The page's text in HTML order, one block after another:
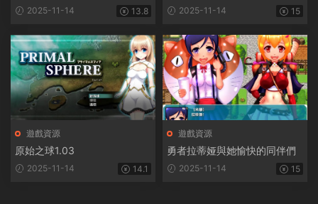
2025-11-14 13.8 2025-11-14 15
遊戲資源
原始之球1.03
2025-11-14 14.1
遊戲資源
勇者拉蒂娅與她愉快的同伴們
2025-11-14 15